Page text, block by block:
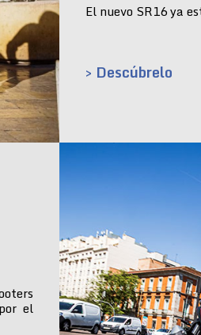
El nuevo SR16 ya
> Descúbrelo
el